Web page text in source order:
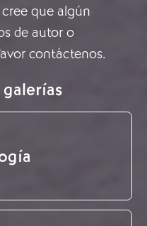
que algún
de autor o
contáctenos.
galerías